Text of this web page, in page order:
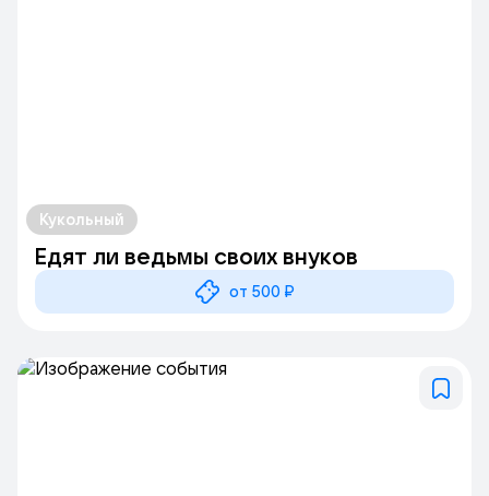
Кукольный
Едят ли ведьмы своих внуков
от 500 ₽